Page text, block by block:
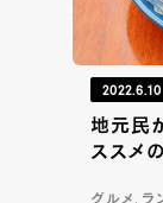
2022.6.10
地元民
ススメ